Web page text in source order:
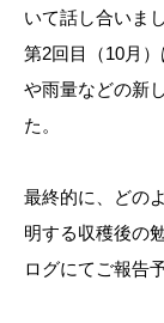
いて話し合いまし
第2回目（10月
や雨量などの新
た。
最終的に、どの
明する収穫後の
ログにてご報告